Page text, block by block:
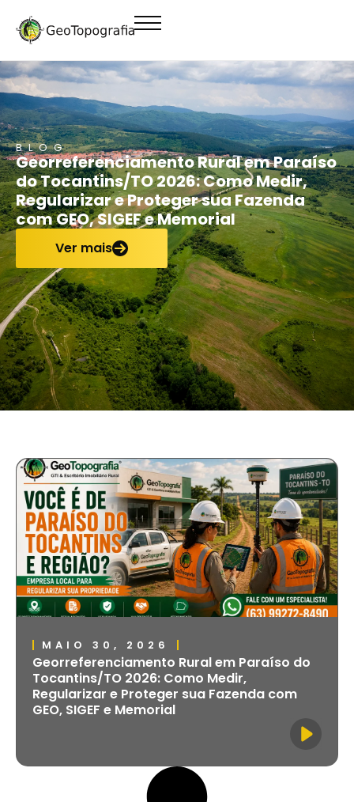
conteúdo
BLOG
Georreferenciamento Rural em Paraíso
do Tocantins/TO 2026: Como Medir,
Regularizar e Proteger sua Fazenda
com GEO, SIGEF e Memorial
Ver mais
MAIO 30, 2026
Georreferenciamento Rural em Paraíso do
Tocantins/TO 2026: Como Medir,
Regularizar e Proteger sua Fazenda com
GEO, SIGEF e Memorial